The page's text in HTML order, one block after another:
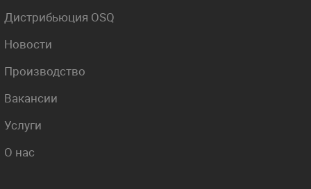
Дистрибьюция OSQ
Новости
Производство
Вакансии
Услуги
О нас